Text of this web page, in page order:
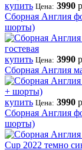
купить Цена: 3990
Сборная Англия
шорты)
купить Цена: 3990
Сборная Англия
купить Цена: 3990
Сборная Англия
шорты)